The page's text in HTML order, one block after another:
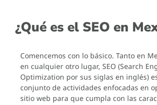
¿Qué es el SEO en
Comencemos con lo básico. Tanto en
en cualquier otro lugar, SEO (Search
Optimization por sus siglas en inglés)
conjunto de actividades enfocadas en
sitio web para que cumpla con las